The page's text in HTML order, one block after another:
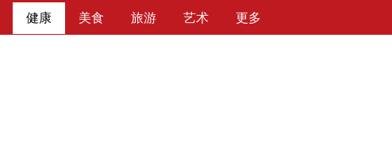
健康 美食 旅游 艺术 更多